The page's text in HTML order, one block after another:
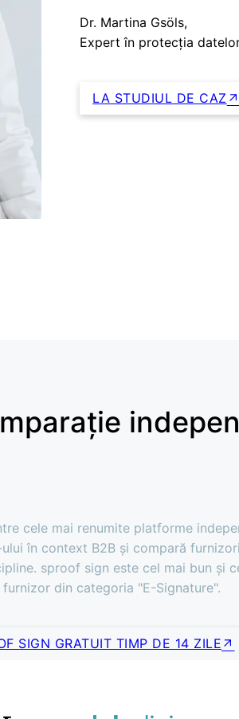
Dr. Martina Gsöls,
Expert în protecția
LA STUDIUL DE CAZ
cele mai renumite platforme
în context B2B și compară
sproof sign este cel mai bun și
din categoria "E-Signature".
SIGN GRATUIT TIMP DE 14 ZILE